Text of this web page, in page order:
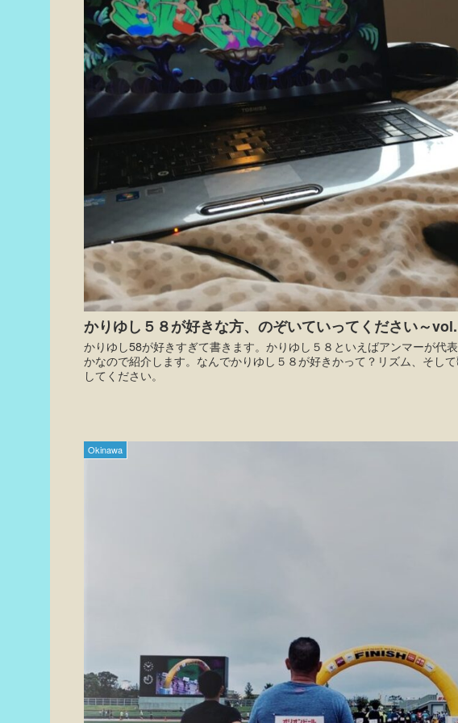
かりゆし５８が好きな方、のぞいていってください～
かりゆし58が好きすぎて書きます。かりゆし５８といえばアンマーが代
かなので紹介します。なんでかりゆし５８が好きかって？リズム、そし
してください。
Okinawa